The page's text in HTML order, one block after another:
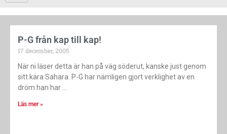
P-G från kap till kap!
17 december, 2005
När ni läser detta är han på väg söderut, kanske just genom
sitt kära Sahara. P-G har nämligen gjort verklighet av en
dröm han har
Läs mer »